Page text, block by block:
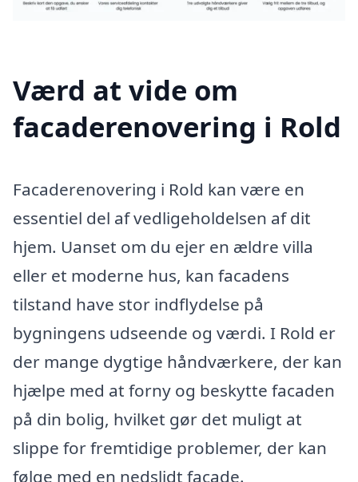
Værd at vide om
facaderenovering i Rold
Facaderenovering i Rold kan være en
essentiel del af vedligeholdelsen af dit
hjem. Uanset om du ejer en ældre villa
eller et moderne hus, kan facadens
tilstand have stor indflydelse på
bygningens udseende og værdi. I Rold er
der mange dygtige håndværkere, der kan
hjælpe med at forny og beskytte facaden
på din bolig, hvilket gør det muligt at
slippe for fremtidige problemer, der kan
følge med en nedslidt facade.